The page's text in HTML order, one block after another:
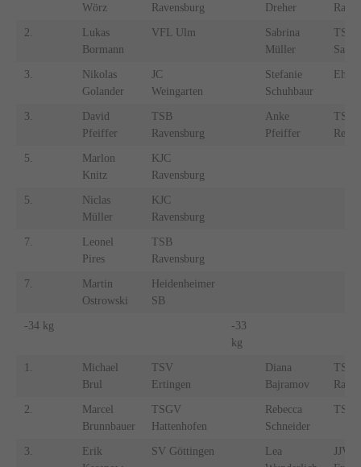
Wörz
Ravensburg
Dreher
2.
Lukas
Bormann
VFL Ulm
Sabrina
Müller
3.
Nikolas
Golander
JC
Weingarten
Stefanie
Schuhbaur
3.
David
Pfeiffer
TSB
Ravensburg
Anke
Pfeiffer
TSG
5.
Marlon
Knitz
KJC
Ravensburg
5.
Niclas
Müller
KJC
Ravensburg
7.
Leonel
Pires
TSB
Ravensburg
7.
Martin
Ostrowski
Heidenheimer
SB
-34 kg
-33
kg
1.
Michael
Brul
TSV
Ertingen
Diana
Bajramov
TSB
2.
Marcel
Brunnbauer
TSGV
Hattenhofen
Rebecca
Schneider
TSV
3.
Erik
SV Göttingen
Lea
JJV